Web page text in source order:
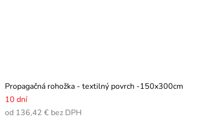
Propagačná rohožka - textilný povrch -150x300cm
10 dní
od 136,42 € bez DPH